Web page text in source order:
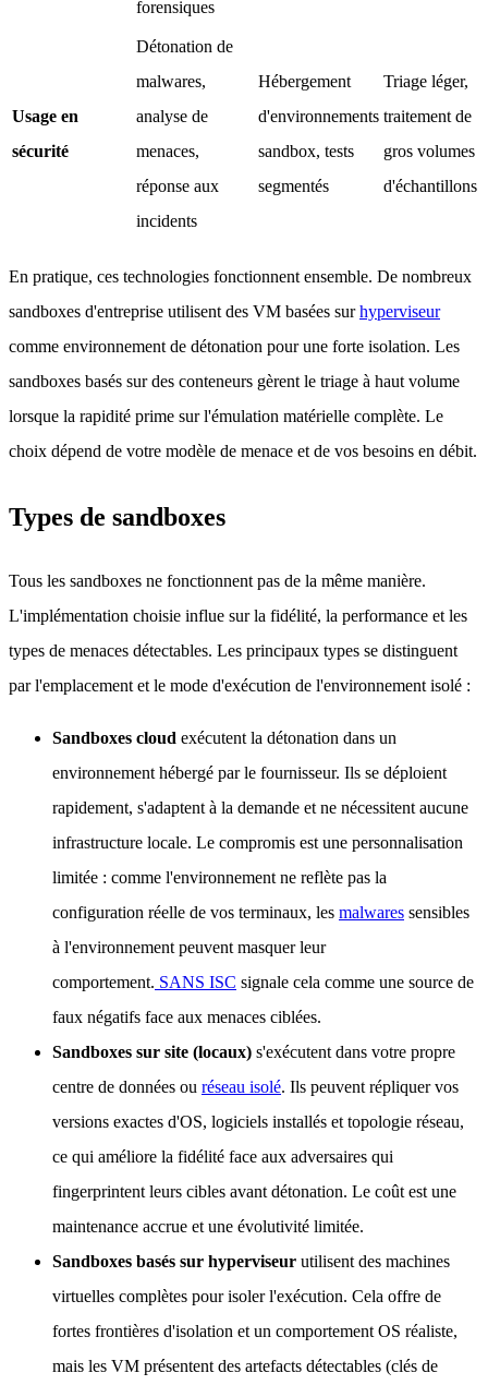
forensiques
Usage en
sécurité
Détonation de
malwares,
analyse de
menaces,
réponse aux
incidents
Hébergement
d'environnements
sandbox, tests
segmentés
Triage léger,
traitement de
gros volumes
d'échantillons
En pratique, ces technologies fonctionnent ensemble. De nombreux
sandboxes d'entreprise utilisent des VM basées surhyperviseur
comme environnement de détonation pour une forte isolation. Les
sandboxes basés sur des conteneurs gèrent le triage à haut volume
lorsque la rapidité prime sur l'émulation matérielle complète. Le
choix dépend de votre modèle de menace et de vos besoins en débit.
Types de sandboxes
Tous les sandboxes ne fonctionnent pas de la même manière.
L'implémentation choisie influe sur la fidélité, la performance et les
types de menaces détectables. Les principaux types se distinguent
par l'emplacement et le mode d'exécution de l'environnement isolé :
Sandboxes cloud exécutent la détonation dans un
environnement hébergé par le fournisseur. Ils se déploient
rapidement, s'adaptent à la demande et ne nécessitent aucune
infrastructure locale. Le compromis est une personnalisation
limitée : comme l'environnement ne reflète pas la
configuration réelle de vos terminaux, les malwares sensibles
à l'environnement peuvent masquer leur
comportement. SANS ISC signale cela comme une source de
faux négatifs face aux menaces ciblées.
Sandboxes sur site (locaux) s'exécutent dans votre propre
centre de données ou réseau isolé. Ils peuvent répliquer vos
versions exactes d'OS, logiciels installés et topologie réseau,
ce qui améliore la fidélité face aux adversaires qui
fingerprintent leurs cibles avant détonation. Le coût est une
maintenance accrue et une évolutivité limitée.
Sandboxes basés sur hyperviseur utilisent des machines
virtuelles complètes pour isoler l'exécution. Cela offre de
fortes frontières d'isolation et un comportement OS réaliste,
mais les VM présentent des artefacts détectables (clés de